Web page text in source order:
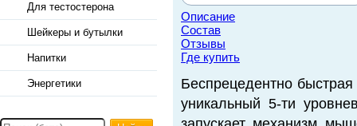
Для тестостерона
Шейкеры и бутылки
Напитки
Энергетики
Описание
Состав
Отзывы
Где купить
Беспрецедентно
уникальный 5-ти